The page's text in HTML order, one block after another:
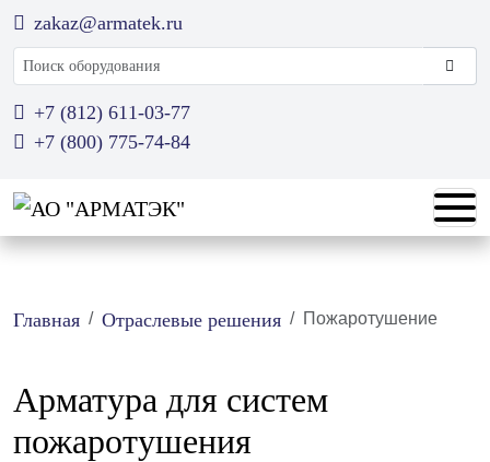
zakaz@armatek.ru
Поиск оборудования
+7 (812) 611-03-77
+7 (800) 775-74-84
Главная Отраслевые решения Пожаротушение
Арматура для систем
пожаротушения